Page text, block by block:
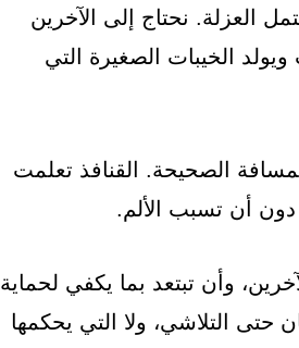
العزلة. نحتاج إلى الآخرين
ويولد الخيبات الصغيرة التي
الصحيحة. القنافذ تعلمت
أن تسبب الألم.
وأن تبتعد بما يكفي لحماية
التلاشي، ولا التي يحكمها